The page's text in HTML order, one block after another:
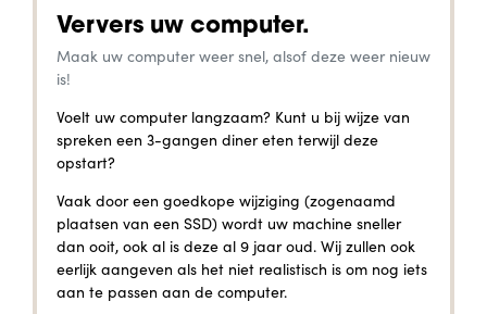
Ververs uw computer.
Maak uw computer weer snel, alsof deze weer nieuw
is!
Voelt uw computer langzaam? Kunt u bij wijze van
spreken een 3-gangen diner eten terwijl deze
opstart?
Vaak door een goedkope wijziging (zogenaamd
plaatsen van een SSD) wordt uw machine sneller
dan ooit, ook al is deze al 9 jaar oud. Wij zullen ook
eerlijk aangeven als het niet realistisch is om nog iets
aan te passen aan de computer.